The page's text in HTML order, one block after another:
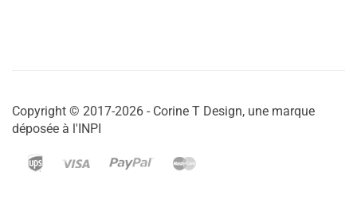
Copyright © 2017-2026 - Corine T Design, une marque
déposée à l'INPI